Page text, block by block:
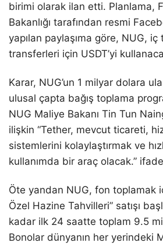
birimi olarak ilan etti. Planlama,
Bakanlığı tarafından resmi
yapılan paylaşıma göre, NUG,
transferleri için USDT’yi
Karar, NUG’un 1 milyar dolara
ulusal çapta bağış toplama
NUG Maliye Bakanı Tin Tun
ilişkin “Tether, mevcut ticareti,
sistemlerini kolaylaştırmak ve
kullanımda bir araç olacak.”
Öte yandan NUG, fon toplamak
Özel Hazine Tahvilleri” satışı
kadar ilk 24 saatte toplam 9.5
Bonolar dünyanın her yerindeki